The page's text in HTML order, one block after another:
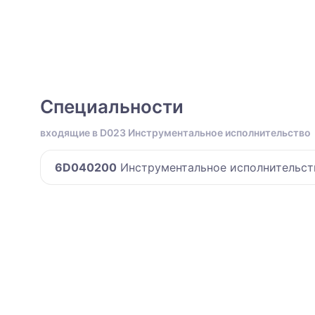
Специальности
входящие в D023 Инструментальное исполнительство
6D040200 Инструментальное